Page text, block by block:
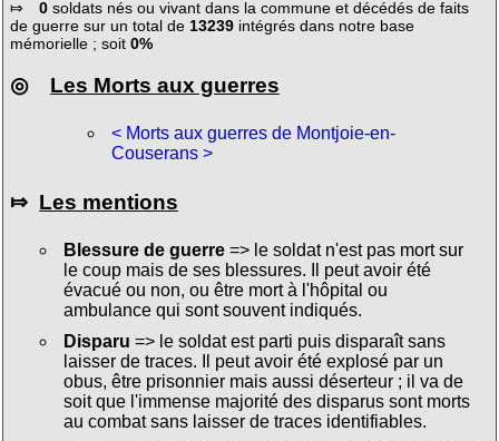
⤇ 0soldats nés ou vivant dans la commune et décédés de faits
de guerre sur un total de 13239intégrés dans notre base
mémorielle ; soit 0%
◎ Les Morts aux guerres
< Morts aux guerres de Montjoie-en-
Couserans >
⤇ Les mentions
Blessure de guerre=> le soldat n'est pas mort sur
le coup mais de ses blessures. Il peut avoir été
évacué ou non, ou être mort à l'hôpital ou
ambulance qui sont souvent indiqués.
Disparu => le soldat est parti puis disparaît sans
laisser de traces. Il peut avoir été explosé par un
obus, être prisonnier mais aussi déserteur ; il va de
soit que l'immense majorité des disparus sont morts
au combat sans laisser de traces identifiables.